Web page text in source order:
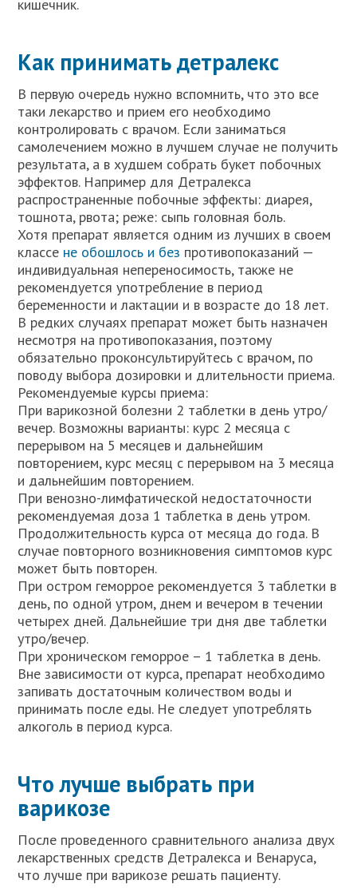
кишечник.
Как принимать детралекс
В первую очередь нужно вспомнить, что это все
таки лекарство и прием его необходимо
контролировать с врачом. Если заниматься
самолечением можно в лучшем случае не получить
результата, а в худшем собрать букет побочных
эффектов. Например для Детралекса
распространенные побочные эффекты: диарея,
тошнота, рвота; реже: сыпь головная боль.
Хотя препарат является одним из лучших в своем
классе не обошлось и без противопоказаний —
индивидуальная непереносимость, также не
рекомендуется употребление в период
беременности и лактации и в возрасте до 18 лет.
В редких случаях препарат может быть назначен
несмотря на противопоказания, поэтому
обязательно проконсультируйтесь с врачом, по
поводу выбора дозировки и длительности приема.
Рекомендуемые курсы приема:
При варикозной болезни 2 таблетки в день утро/
вечер. Возможны варианты: курс 2 месяца с
перерывом на 5 месяцев и дальнейшим
повторением, курс месяц с перерывом на 3 месяца
и дальнейшим повторением.
При венозно-лимфатической недостаточности
рекомендуемая доза 1 таблетка в день утром.
Продолжительность курса от месяца до года. В
случае повторного возникновения симптомов курс
может быть повторен.
При остром геморрое рекомендуется 3 таблетки в
день, по одной утром, днем и вечером в течении
четырех дней. Дальнейшие три дня две таблетки
утро/вечер.
При хроническом геморрое – 1 таблетка в день.
Вне зависимости от курса, препарат необходимо
запивать достаточным количеством воды и
принимать после еды. Не следует употреблять
алкоголь в период курса.
Что лучше выбрать при
варикозе
После проведенного сравнительного анализа двух
лекарственных средств Детралекса и Венаруса,
что лучше при варикозе решать пациенту.